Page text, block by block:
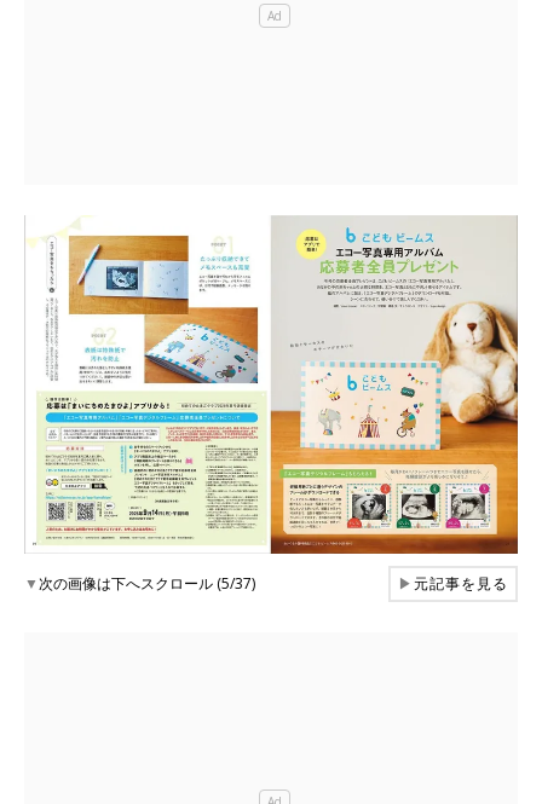
▼次の画像は下へスクロール (5/37) ▶元記事を見る